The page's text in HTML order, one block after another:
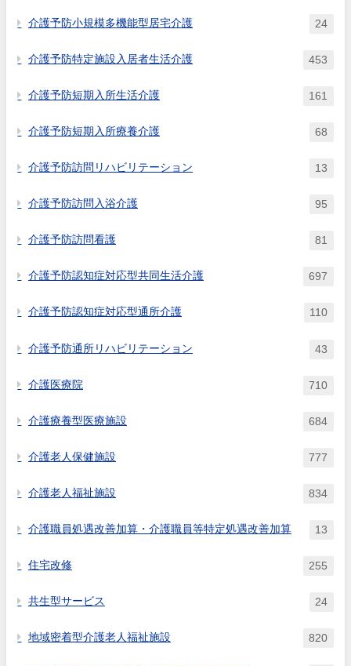
ことでよいか。
介護予防小規模多機能型居宅介護 24
介護予防特定施設入居者生活介護 453
介護予防短期入所生活介護 161
介護予防短期入所療養介護 68
介護予防訪問リハビリテーション 13
介護予防訪問入浴介護 95
介護予防訪問看護 81
介護予防認知症対応型共同生活介護 697
介護予防認知症対応型通所介護 110
介護予防通所リハビリテーション 43
介護医療院 710
介護療養型医療施設 684
介護老人保健施設 777
介護老人福祉施設 834
介護職員処遇改善加算・介護職員等特定処遇改善加算 13
住宅改修 255
共生型サービス 24
地域密着型介護老人福祉施設 820